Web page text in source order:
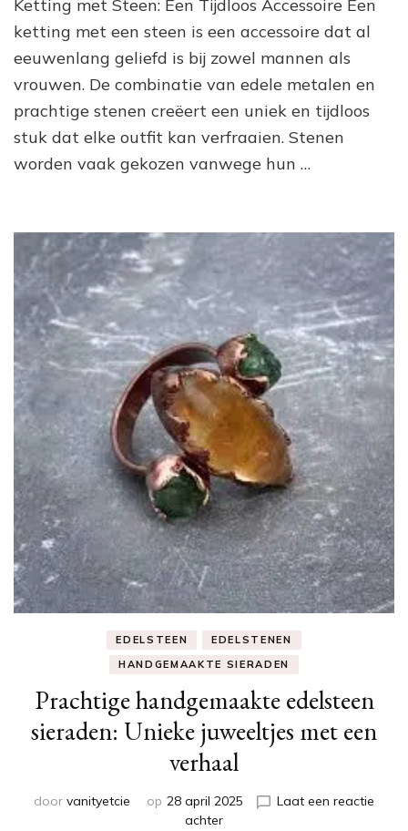
Ketting met Steen: Een Tijdloos Accessoire Een
ketting met een steen is een accessoire dat al
eeuwenlang geliefd is bij zowel mannen als
vrouwen. De combinatie van edele metalen en
prachtige stenen creëert een uniek en tijdloos
stuk dat elke outfit kan verfraaien. Stenen
worden vaak gekozen vanwege hun …
EDELSTEEN
EDELSTENEN
HANDGEMAAKTE SIERADEN
Prachtige handgemaakte edelsteen
sieraden: Unieke juweeltjes met een
verhaal
door vanityetcie op 28 april 2025
Laat een reactie
achterop